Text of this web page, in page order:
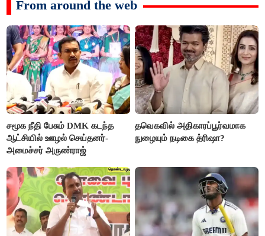
From around the web
சமூக நீதி பேசும் DMK கடந்த
ஆட்சியில் ஊழல் செய்தனர்-
அமைச்சர் அருண்ராஜ்
தவெகவில் அதிகாரப்பூர்வமாக
நுழையும் நடிகை த்ரிஷா?